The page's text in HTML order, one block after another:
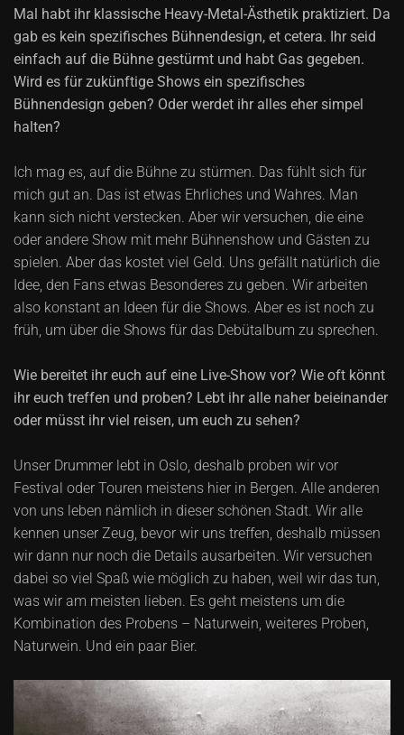
Mal habt ihr klassische Heavy-Metal-Ästhetik praktiziert. Da
gab es kein spezifisches Bühnendesign, et cetera. Ihr seid
einfach auf die Bühne gestürmt und habt Gas gegeben.
Wird es für zukünftige Shows ein spezifisches
Bühnendesign geben? Oder werdet ihr alles eher simpel
halten?
Ich mag es, auf die Bühne zu stürmen. Das fühlt sich für
mich gut an. Das ist etwas Ehrliches und Wahres. Man
kann sich nicht verstecken. Aber wir versuchen, die eine
oder andere Show mit mehr Bühnenshow und Gästen zu
spielen. Aber das kostet viel Geld. Uns gefällt natürlich die
Idee, den Fans etwas Besonderes zu geben. Wir arbeiten
also konstant an Ideen für die Shows. Aber es ist noch zu
früh, um über die Shows für das Debütalbum zu sprechen.
Wie bereitet ihr euch auf eine Live-Show vor? Wie oft könnt
ihr euch treffen und proben? Lebt ihr alle naher beieinander
oder müsst ihr viel reisen, um euch zu sehen?
Unser Drummer lebt in Oslo, deshalb proben wir vor
Festival oder Touren meistens hier in Bergen. Alle anderen
von uns leben nämlich in dieser schönen Stadt. Wir alle
kennen unser Zeug, bevor wir uns treffen, deshalb müssen
wir dann nur noch die Details ausarbeiten. Wir versuchen
dabei so viel Spaß wie möglich zu haben, weil wir das tun,
was wir am meisten lieben. Es geht meistens um die
Kombination des Probens – Naturwein, weiteres Proben,
Naturwein. Und ein paar Bier.